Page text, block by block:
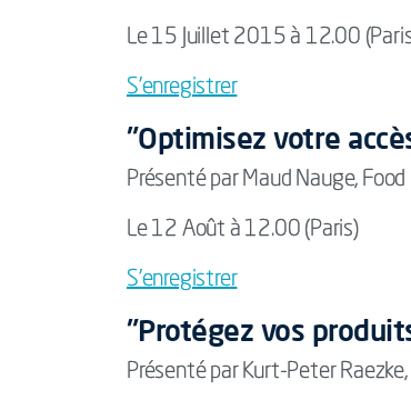
Le 15 Juillet 2015 à 12.00
S’enregistrer
"Optimisez votre
Présenté par Maud Nauge,
Le 12 Août à 12.00 (Paris)
S’enregistrer
"Protégez vos
Présenté par Kurt-Peter